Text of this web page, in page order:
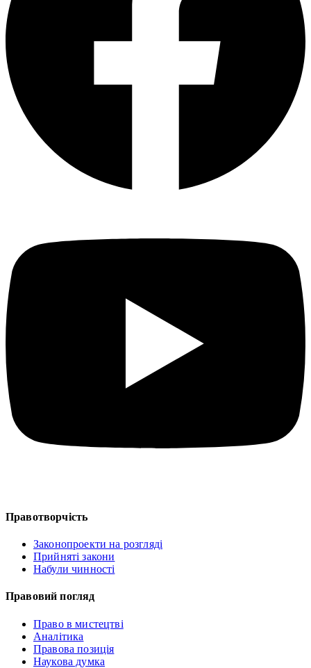
Правотворчість
Законопроекти на розгляді
Прийняті закони
Набули чинності
Правовий погляд
Право в мистецтві
Аналітика
Правова позиція
Наукова думка